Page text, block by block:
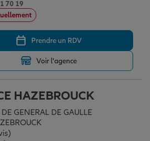
70 19
Prendre un RDV
Voir l'agence
HAZEBROUCK
GENERAL DE GAULLE
5